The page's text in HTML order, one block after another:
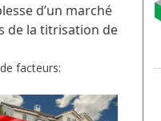
d’un marché
de la titrisation de
facteurs: